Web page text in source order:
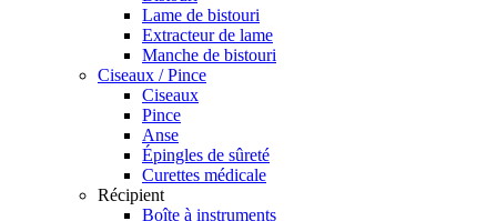
Lame de bistouri
Extracteur de lame
Manche de bistouri
Ciseaux / Pince
Ciseaux
Pince
Anse
Épingles de sûreté
Curettes médicale
Récipient
Boîte à instruments